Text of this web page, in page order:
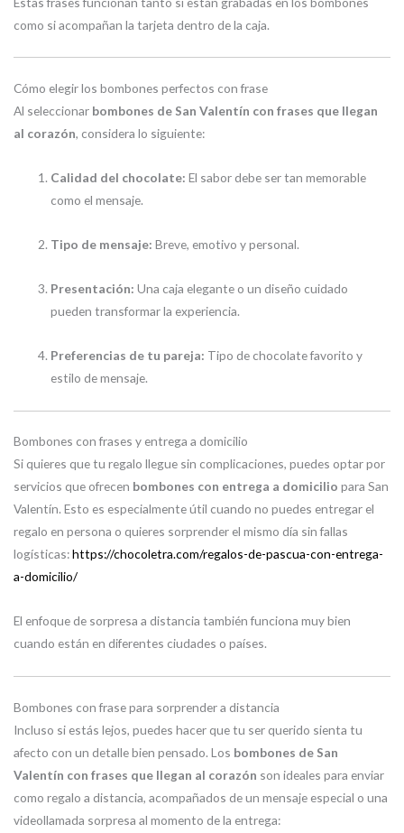
como si acompañan la tarjeta dentro de la caja.
Cómo elegir los bombones perfectos con frase
Al seleccionar bombones de San Valentín con frases que llegan
al corazón, considera lo siguiente:
Calidad del chocolate: El sabor debe ser tan memorable
como el mensaje.
Tipo de mensaje: Breve, emotivo y personal.
Presentación: Una caja elegante o un diseño cuidado
pueden transformar la experiencia.
Preferencias de tu pareja: Tipo de chocolate favorito y
estilo de mensaje.
Bombones con frases y entrega a domicilio
Si quieres que tu regalo llegue sin complicaciones, puedes optar por
servicios que ofrecen bombones con entrega a domicilio para San
Valentín. Esto es especialmente útil cuando no puedes entregar el
regalo en persona o quieres sorprender el mismo día sin fallas
logísticas:https://chocoletra.com/regalos-de-pascua-con-entrega-
a-domicilio/
El enfoque de sorpresa a distancia también funciona muy bien
cuando están en diferentes ciudades o países.
Bombones con frase para sorprender a distancia
Incluso si estás lejos, puedes hacer que tu ser querido sienta tu
afecto con un detalle bien pensado. Los bombones de San
Valentín con frases que llegan al corazón son ideales para enviar
como regalo a distancia, acompañados de un mensaje especial o una
videollamada sorpresa al momento de la entrega: